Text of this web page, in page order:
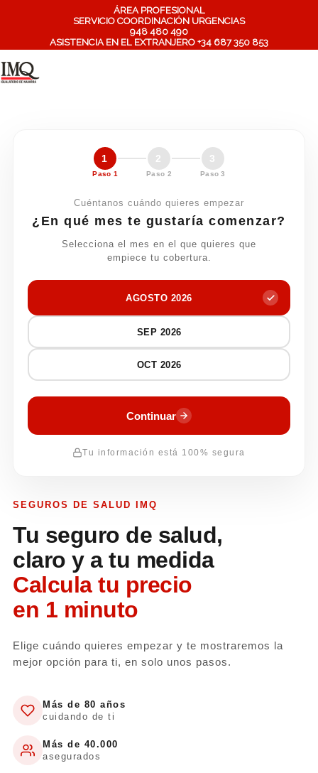
ÁREA PROFESIONAL
SERVICIO COORDINACIÓN URGENCIAS
948 480 490
ASISTENCIA EN EL EXTRANJERO +34 687 350 853
SEGUROS DE SALUD IMQ
Tu seguro de salud,
claro y a tu medida
Calcula tu precio
en 1 minuto
Elige cuándo quieres empezar y te mostraremos la
mejor opción para ti, en solo unos pasos.
Más de 80 años
cuidando de ti
Más de 40.000
asegurados
1
Paso 1
2
Paso 2
3
Paso 3
Cuéntanos cuándo quieres empezar
¿En qué mes te gustaría comenzar?
Selecciona el mes en el que quieres que
empiece tu cobertura.
AGOSTO 2026
SEP 2026
OCT 2026
Continuar
Tu información está 100% segura